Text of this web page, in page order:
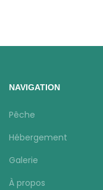
NAVIGATION
Pêche
Hébergement
Galerie
À propos